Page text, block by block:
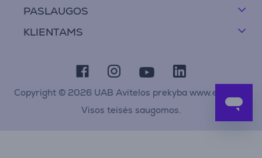
PASLAUGOS
KLIENTAMS
Copyright © 2026 UAB Avitelos prekyba www.elesen.lt
Visos teisės saugomos.